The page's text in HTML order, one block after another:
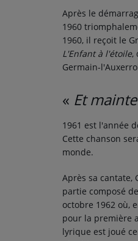
Après le
1960
1960, il reçoit le
L'Enfant à l'étoile,
Germain-
« Et
1961 est l'année
Cette chanson
monde.
Après sa cantate,
partie composé
octobre 1962 où,
pour la première
lyrique est joué